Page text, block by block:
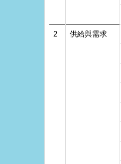
2 供給與需求